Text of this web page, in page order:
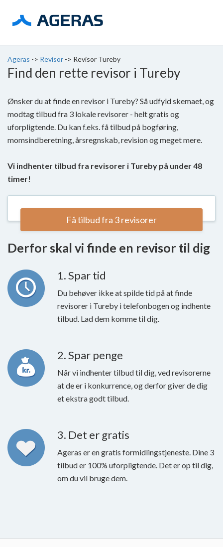
Ageras -> Revisor -> Revisor Tureby
Find den rette revisor i Tureby
Ønsker du at finde en revisor i Tureby? Så udfyld skemaet, og
modtag tilbud fra 3 lokale revisorer - helt gratis og
uforpligtende. Du kan f.eks. få tilbud på bogføring,
momsindberetning, årsregnskab, revision og meget mere.
Vi indhenter tilbud fra revisorer i Tureby på under 48
timer!
Få tilbud fra 3 revisorer
Derfor skal vi finde en revisor til dig
1. Spar tid
Du behøver ikke at spilde tid på at finde
revisorer i Tureby i telefonbogen og indhente
tilbud. Lad dem komme til dig.
2. Spar penge
Når vi indhenter tilbud til dig, ved revisorerne
at de er i konkurrence, og derfor giver de dig
et ekstra godt tilbud.
3. Det er gratis
Ageras er en gratis formidlingstjeneste. Dine 3
tilbud er 100% uforpligtende. Det er op til dig,
om du vil bruge dem.